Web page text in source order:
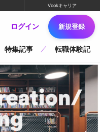
Vookキャリア
ログイン 新規登録
特集記事 転職体験記